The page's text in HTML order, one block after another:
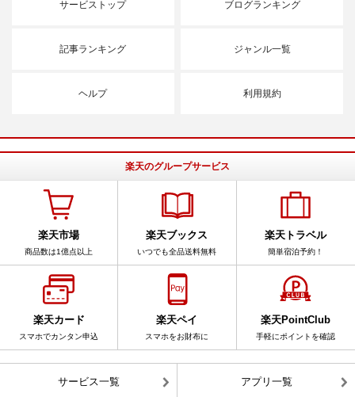
サービストップ ブログランキング
記事ランキング ジャンル一覧
ヘルプ 利用規約
楽天のグループサービス
楽天市場
商品数は1億点以上
楽天ブックス
いつでも全品送料無料
楽天トラベル
簡単宿泊予約！
楽天カード
スマホでカンタン申込
楽天ペイ
スマホをお財布に
楽天PointClub
手軽にポイントを確認
サービス一覧 アプリ一覧